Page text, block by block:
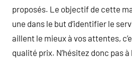
proposés. Le objectif de cette
une dans le but d’identifier le
aillent le mieux à vos attentes,
qualité prix. N’hésitez donc pas